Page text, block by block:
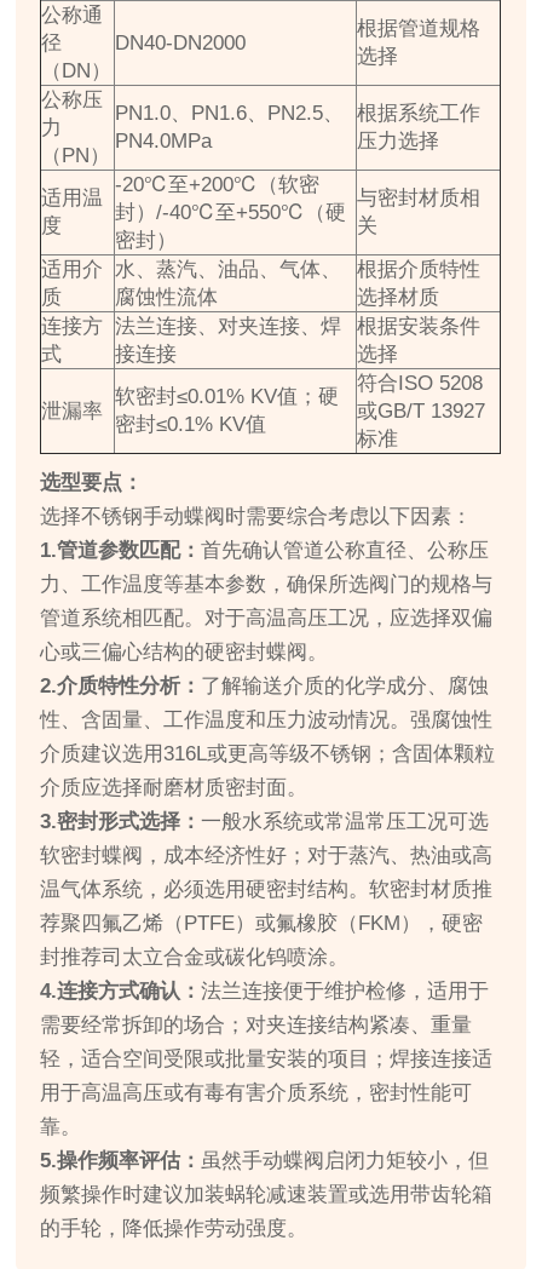
公称通
径
（DN）
DN40-DN2000
根据管道规格
选择
公称压
力
（PN）
PN1.0、PN1.6、PN2.5、
PN4.0MPa
根据系统工作
压力选择
适用温
度
-20℃至+200℃（软密
封）/-40℃至+550℃（硬
密封）
与密封材质相
关
适用介
质
水、蒸汽、油品、气体、
腐蚀性流体
根据介质特性
选择材质
连接方
式
法兰连接、对夹连接、焊
接连接
根据安装条件
选择
泄漏率
软密封≤0.01% KV值；硬
密封≤0.1% KV值
符合ISO 5208
或GB/T 13927
标准
选型要点：
选择不锈钢手动蝶阀时需要综合考虑以下因素：
1.管道参数匹配：首先确认管道公称直径、公称压
力、工作温度等基本参数，确保所选阀门的规格与
管道系统相匹配。对于高温高压工况，应选择双偏
心或三偏心结构的硬密封蝶阀。
2.介质特性分析： 了解输送介质的化学成分、腐蚀
性、含固量、工作温度和压力波动情况。强腐蚀性
介质建议选用316L或更高等级不锈钢；含固体颗粒
介质应选择耐磨材质密封面。
3.密封形式选择：一般水系统或常温常压工况可选
软密封蝶阀，成本经济性好；对于蒸汽、热油或高
温气体系统，必须选用硬密封结构。软密封材质推
荐聚四氟乙烯（PTFE）或氟橡胶（FKM），硬密
封推荐司太立合金或碳化钨喷涂。
4.连接方式确认：法兰连接便于维护检修，适用于
需要经常拆卸的场合；对夹连接结构紧凑、重量
轻，适合空间受限或批量安装的项目；焊接连接适
用于高温高压或有毒有害介质系统，密封性能可
靠。
5.操作频率评估：虽然手动蝶阀启闭力矩较小，但
频繁操作时建议加装蜗轮减速装置或选用带齿轮箱
的手轮，降低操作劳动强度。